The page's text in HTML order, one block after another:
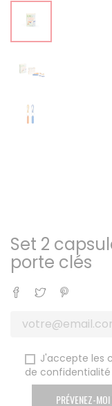
Set 2
porte clés
Partager
Tweet
J'accepte les
de confidentialité
PRÉVENEZ-